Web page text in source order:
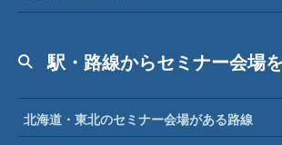
駅・路線からセミナー会場
北海道・東北のセミナー会場がある路線